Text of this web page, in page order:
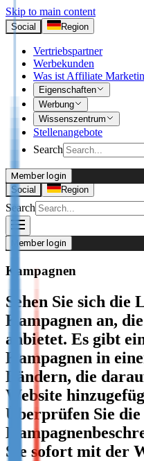
Skip to main content
Social Region
Vertriebspartner
Werbekunden
Was ist Affiliate
Eigenschaften
Werbung
Wissenszentrum
Stellenangebote
Search
I’m Advertiser
Login
Not already our Advertiser?
I’m Publisher
Login
Not already our Publisher?
Sign up here
Member login
Social
Region
Search
Member login
Kampagnen
Sehen Sie sich die
Kampagnen an,
anbietet. Es gibt
Kampagnen in
Ländern, die
Website
Überprüfen Sie die
Sie sofort mit der